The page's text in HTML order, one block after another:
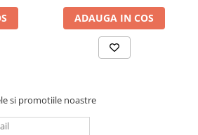
ADAUGA IN COS
si promotiile noastre